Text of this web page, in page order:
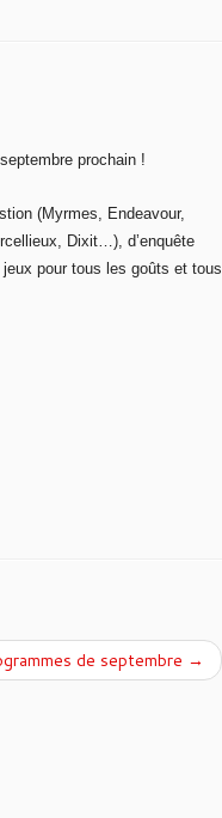
prochain !
(Myrmes, Endeavour,
Dixit…), d’enquête
pour tous les goûts et tous
de septembre →